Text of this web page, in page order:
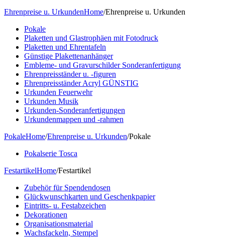
Ehrenpreise u. UrkundenHome/Ehrenpreise u. Urkunden
Pokale
Plaketten und Glastrophäen mit Fotodruck
Plaketten und Ehrentafeln
Günstige Plakettenanhänger
Embleme- und Gravurschilder Sonderanfertigung
Ehrenpreisständer u. -figuren
Ehrenpreisständer Acryl GÜNSTIG
Urkunden Feuerwehr
Urkunden Musik
Urkunden-Sonderanfertigungen
Urkundenmappen und -rahmen
PokaleHome/Ehrenpreise u. Urkunden/Pokale
Pokalserie Tosca
FestartikelHome/Festartikel
Zubehör für Spendendosen
Glückwunschkarten und Geschenkpapier
Eintritts- u. Festabzeichen
Dekorationen
Organisationsmaterial
Wachsfackeln, Stempel